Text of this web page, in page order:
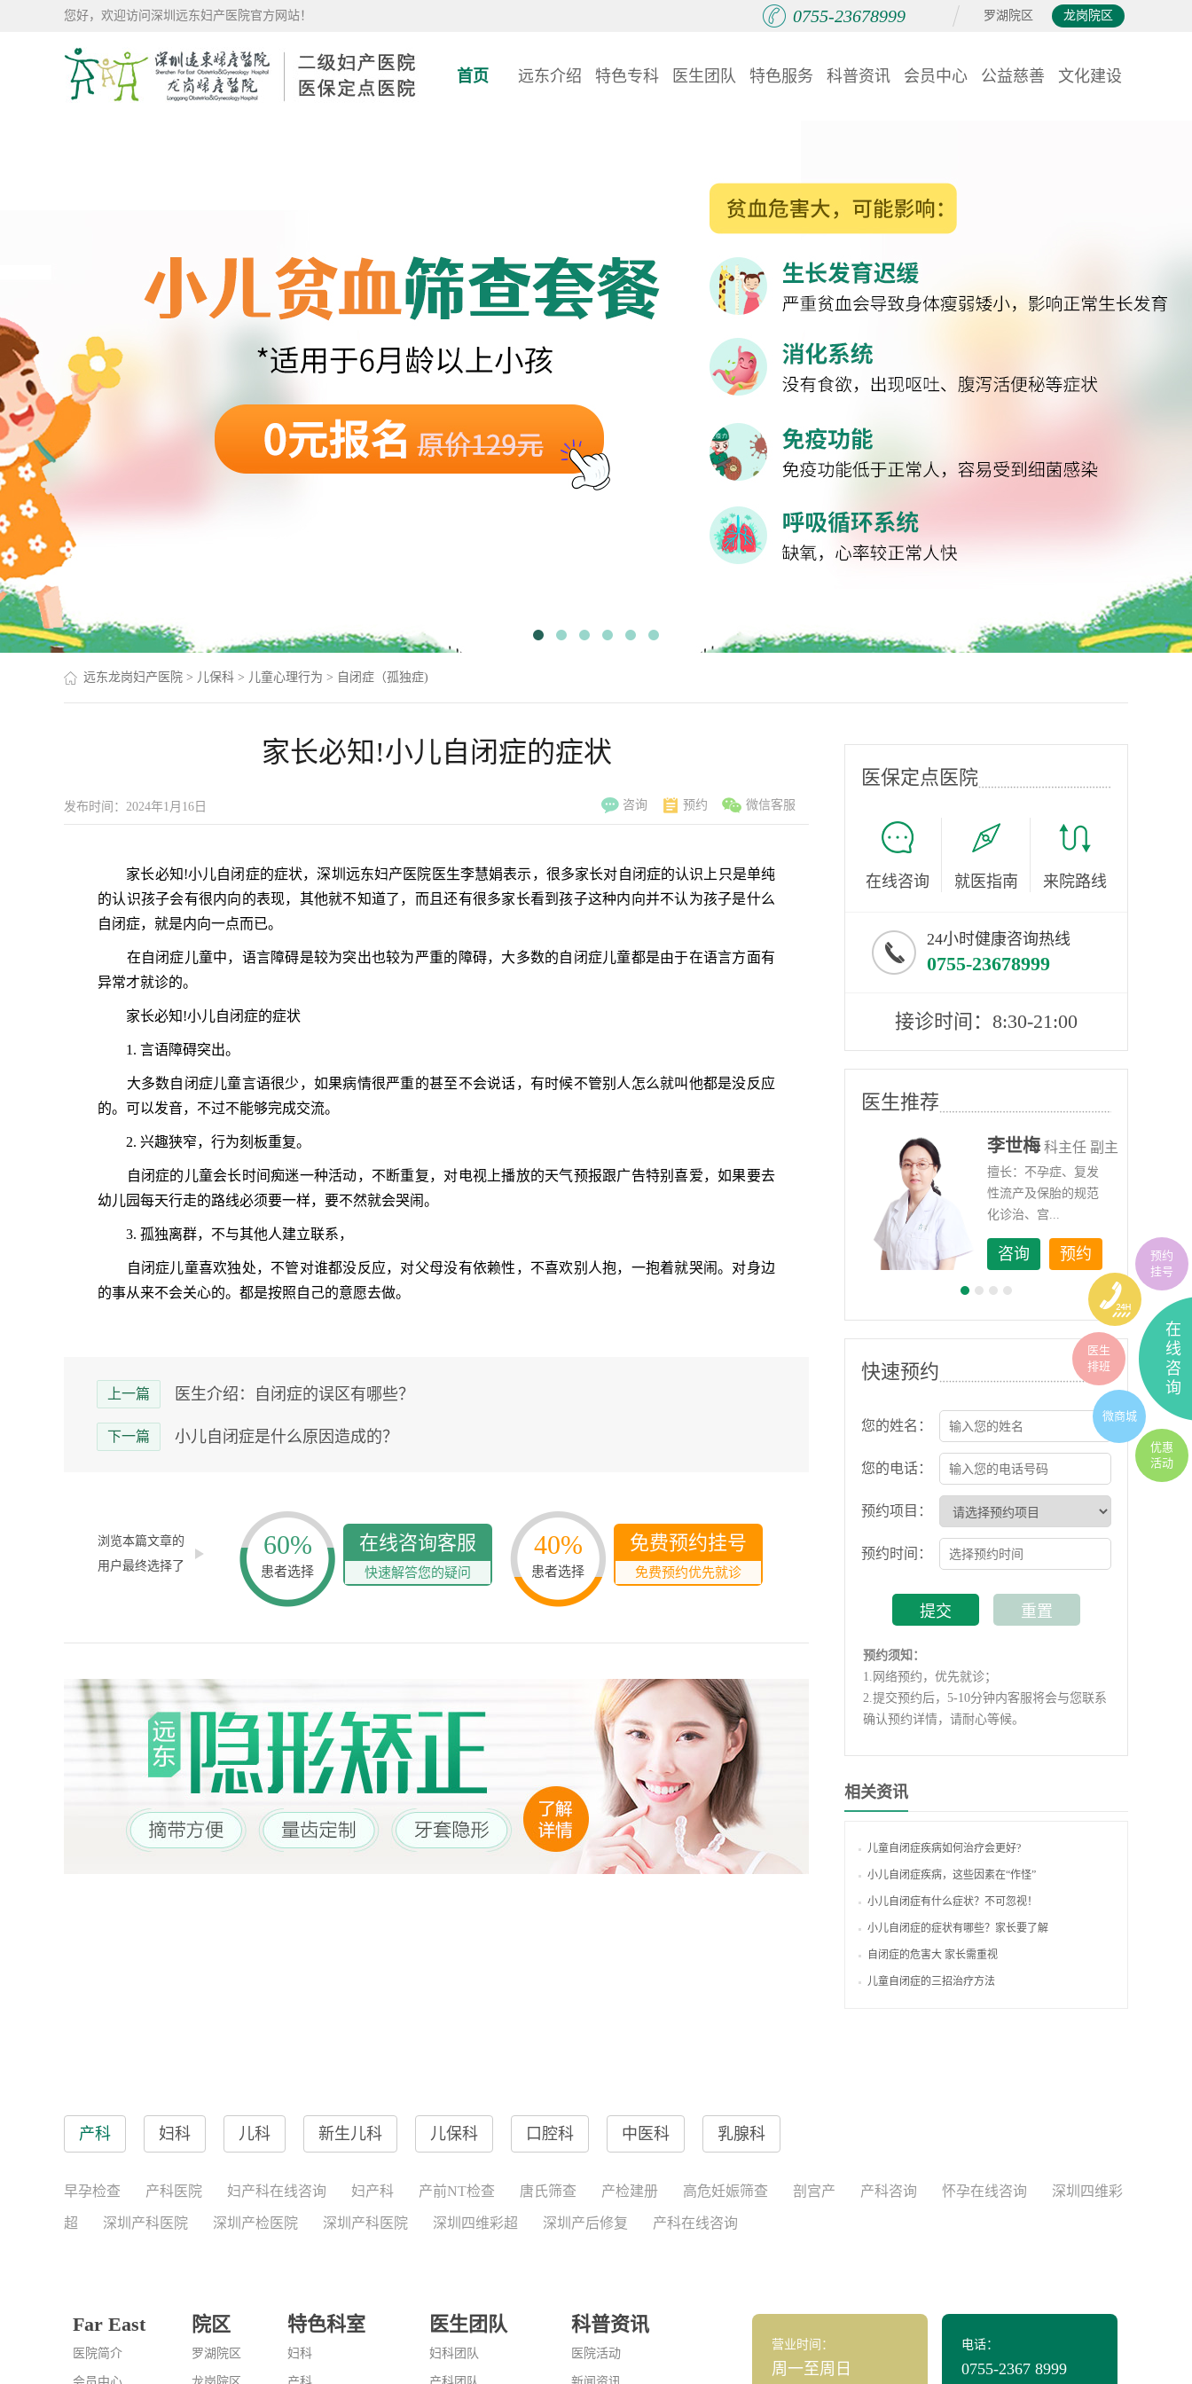
您好，欢迎访问深圳远东妇产医院官方网站！ 罗湖院区 龙岗院区
0755-23678999
首页 远东介绍 特色专科 医生团队 特色服务 科普资讯 会员中心 公益慈善 文化建设
远东龙岗妇产医院 > 儿保科 > 儿童心理行为 > 自闭症（孤独症)
家长必知!小儿自闭症的症状
发布时间：2024年1月16日 咨询 预约 微信客服
家长必知!小儿自闭症的症状，深圳远东妇产医院医生李慧娟表示，很多家长对自闭症的认识上只是单纯
的认识孩子会有很内向的表现，其他就不知道了，而且还有很多家长看到孩子这种内向并不认为孩子是什么
自闭症，就是内向一点而已。
在自闭症儿童中，语言障碍是较为突出也较为严重的障碍，大多数的自闭症儿童都是由于在语言方面有
异常才就诊的。
家长必知!小儿自闭症的症状
1. 言语障碍突出。
大多数自闭症儿童言语很少，如果病情很严重的甚至不会说话，有时候不管别人怎么就叫他都是没反应
的。可以发音，不过不能够完成交流。
2. 兴趣狭窄，行为刻板重复。
自闭症的儿童会长时间痴迷一种活动，不断重复，对电视上播放的天气预报跟广告特别喜爱，如果要去
幼儿园每天行走的路线必须要一样，要不然就会哭闹。
3. 孤独离群，不与其他人建立联系，
自闭症儿童喜欢独处，不管对谁都没反应，对父母没有依赖性，不喜欢别人抱，一抱着就哭闹。对身边
的事从来不会关心的。都是按照自己的意愿去做。
上一篇 医生介绍：自闭症的误区有哪些？
下一篇 小儿自闭症是什么原因造成的？
浏览本篇文章的
用户最终选择了
60%
患者选择
在线咨询客服
快速解答您的疑问
40%
患者选择
免费预约挂号
免费预约优先就诊
医保定点医院
在线咨询 就医指南 来院路线
24小时健康咨询热线
0755-23678999
接诊时间：8:30-21:00
医生推荐
擅长：妇科常见病、
李世梅 科主任 副主
任医师
擅长：不孕症、复发
性流产及保胎的规范
化诊治、宫...
咨询 预约
快速预约
您的姓名：
您的电话：
预约项目：
预约时间：
预约须知：
1. 网络预约，优先就诊；
2.提交预约后，5-10分钟内客服将会与您联系
确认预约详情，请耐心等候。
相关资讯
儿童自闭症疾病如何治疗会更好?
小儿自闭症疾病，这些因素在“作怪”
小儿自闭症有什么症状？不可忽视！
小儿自闭症的症状有哪些？家长要了解
自闭症的危害大 家长需重视
儿童自闭症的三招治疗方法
产科 妇科 儿科 新生儿科 儿保科 口腔科 中医科 乳腺科
早孕检查 产科医院 妇产科在线咨询 妇产科 产前NT检查 唐氏筛查 产检建册 高危妊娠筛查 剖宫产 产科咨询 怀孕在线咨询 深圳四维彩
超 深圳产科医院 深圳产检医院 深圳产科医院 深圳四维彩超 深圳产后修复 产科在线咨询
Far East
医院简介
院区
罗湖院区
特色科室
妇科
医生团队
妇科团队
科普资讯
医院活动
营业时间：
周一至周日
电话：
0755-2367 8999
在
线
咨
询
预约
挂号
医生
排班
微商城
优惠
活动